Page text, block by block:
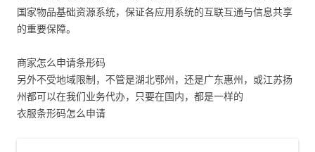
国家物品基础资源系统，保证各应用系统的互联互通与信息共享
的重要保障。
商家怎么申请条形码
另外不受地域限制，不管是湖北鄂州，还是广东惠州，或江苏扬
州都可以在我们业务代办，只要在国内，都是一样的
衣服条形码怎么申请